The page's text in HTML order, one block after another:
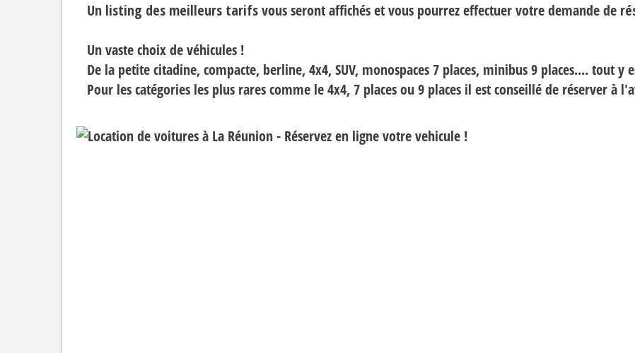
Un listing des meilleurs tarifsvous seront affichés et vous pourrez effectuer votre demande de
Un vaste choix de véhicules !
De la petite citadine, compacte, berline, 4x4, SUV, monospaces 7 places, minibus 9 places.... tout y
Pour les catégories les plus rares comme le 4x4, 7 places ou 9 places il est conseillé de réserver à